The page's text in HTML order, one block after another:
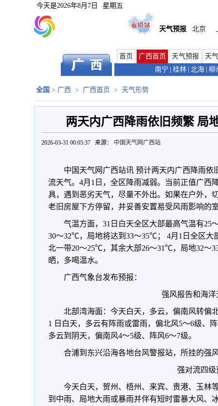
今天是2026年8月7日 星期五
天气预报 北京
首页 广西首页 天气预报
天
南宁
桂林 北海 柳
全国 > 广西 > 广西首页 > 天气形势
两天内广西降雨依旧频繁 局
2026-03-31 00:05:37 来源： 中国天气网广西站
中国天气网广西站讯 预计两天内广西降雨
流天气。4月1日，全区降雨减弱。当前正值广西
具，遇到恶劣天气，尽量不外出。如果在户外，
老旧房屋下方停留，并妥善安置易受风雨影响的
气温方面，31日白天全区大部最高气温有
30～32℃，局地将达到33～35℃； 4月1日全区
北一带20～25℃，其余大部26～31℃，局地32～
晒，多喝温水。
广西气象台发布预报：
强风报告和海洋
北部湾海面：今天白天，多云，偏南风转偏
1 日白天，多云有阵雨或雷雨，偏北风5～6级、
多云到阴天，偏南风4～5级、阵风6～7级。
合浦到东兴沿海各地台风警报站，所挂的强
强对流四级
今天白天，贺州、梧州、来宾、贵港、玉林
到中雨、局地大雨或暴雨并伴有短时雷暴大风、